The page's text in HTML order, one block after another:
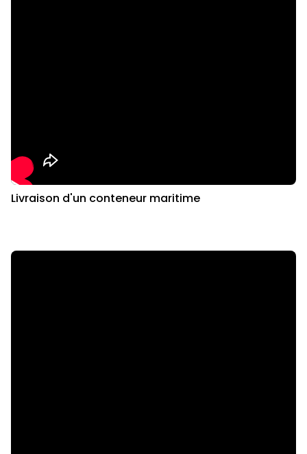
Livraison d'un conteneur maritime